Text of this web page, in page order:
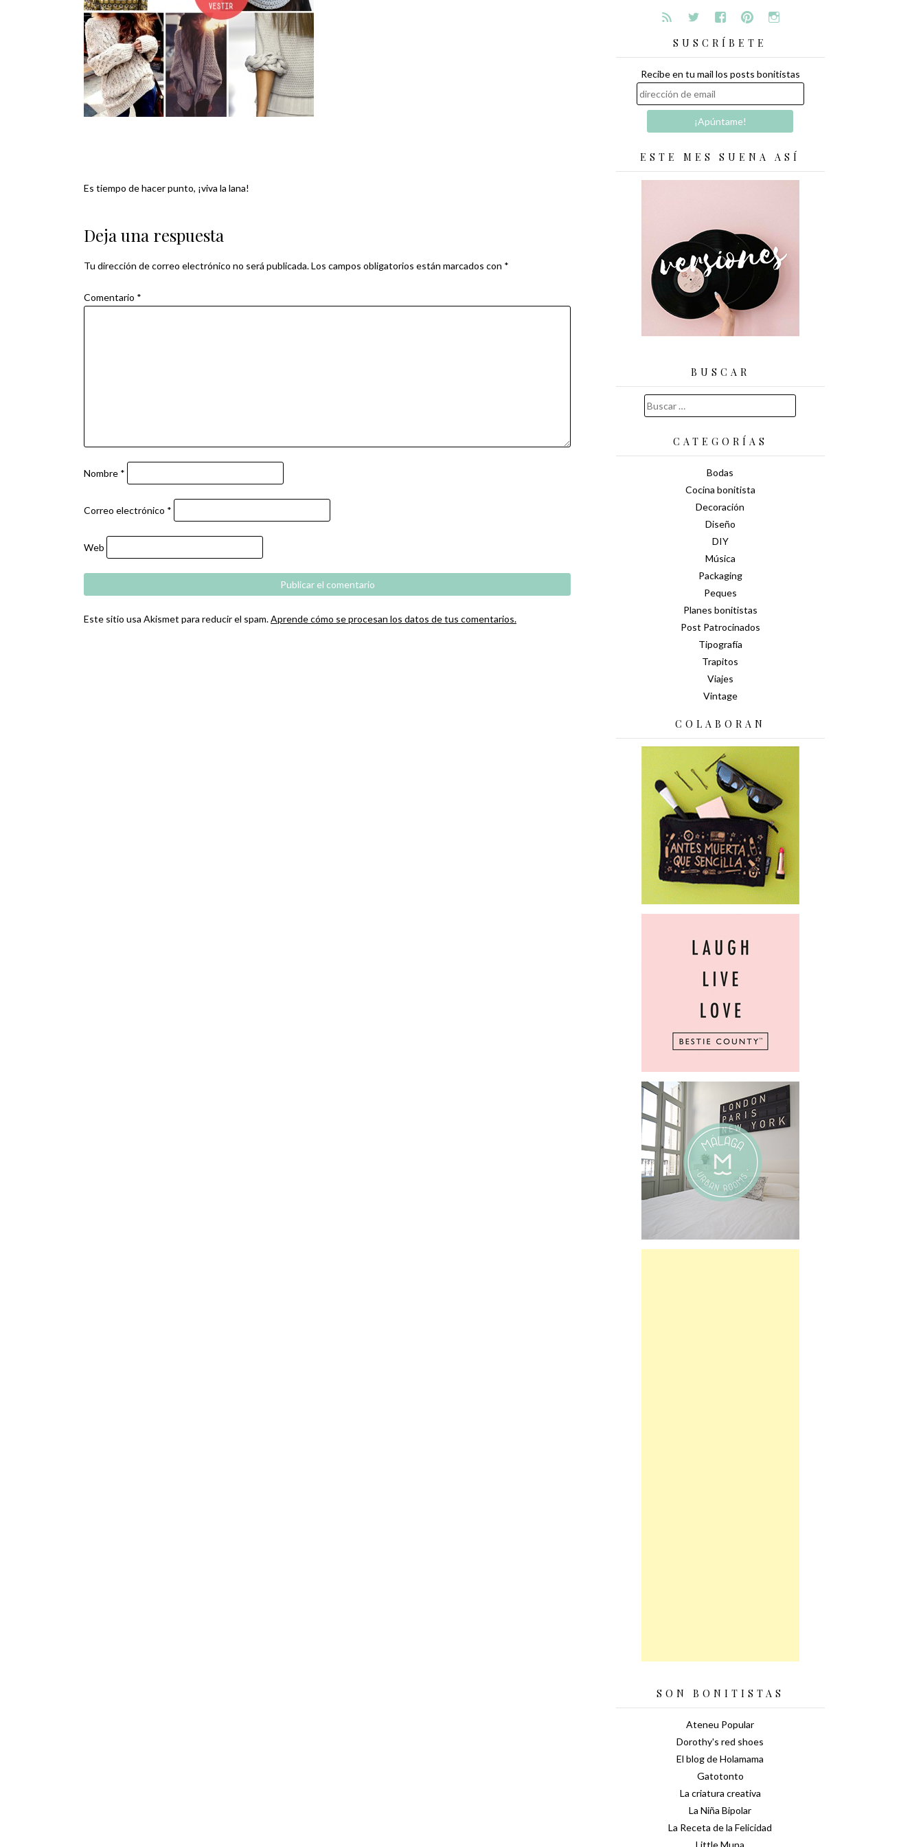
Navegación
de
entradas
Es tiempo de hacer punto, ¡viva la lana!
Deja una respuesta
Tu dirección de correo electrónico no será publicada.Los campos obligatorios están marcados con *
Comentario *
Nombre *
Correo electrónico *
Web
Este sitio usa Akismet para reducir el spam.Aprende cómo se procesan los datos de tus comentarios.
SUSCRÍBETE
Recibe en tu mail los posts bonitistas
ESTE MES SUENA ASÍ
BUSCAR
Buscar:
CATEGORÍAS
Bodas
Cocina bonitista
Decoración
Diseño
DIY
Música
Packaging
Peques
Planes bonitistas
Post Patrocinados
Tipografía
Trapitos
Viajes
Vintage
COLABORAN
SON BONITISTAS
Ateneu Popular
Dorothy's red shoes
El blog de Holamama
Gatotonto
La criatura creativa
La Niña Bipolar
La Receta de la Felicidad